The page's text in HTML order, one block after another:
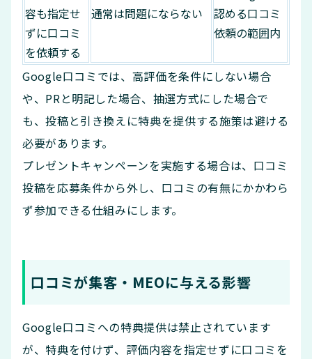
容も指定せ
ずに口コミ
を依頼する
通常は問題にならない
認める口コミ
依頼の範囲内
Google口コミでは、高評価を条件にしない場合
や、PRと明記した場合、抽選方式にした場合で
も、投稿と引き換えに特典を提供する施策は避ける
必要があります。
プレゼントキャンペーンを実施する場合は、口コミ
投稿を応募条件から外し、口コミの有無にかかわら
ず参加できる仕組みにします。
口コミが集客・MEOに与える影響
Google口コミへの特典提供は禁止されています
が、特典を付けず、評価内容を指定せずに口コミを